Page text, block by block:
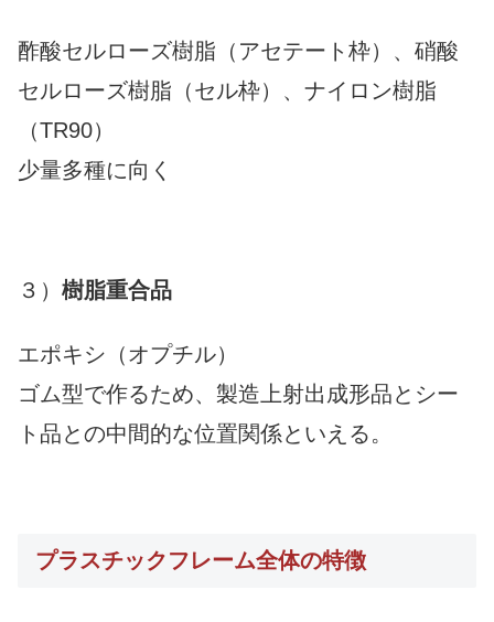
酢酸セルローズ樹脂（アセテート枠）、硝酸
セルローズ樹脂（セル枠）、ナイロン樹脂
（TR90）
少量多種に向く
３） 樹脂重合品
エポキシ（オプチル）
ゴム型で作るため、製造上射出成形品とシー
ト品との中間的な位置関係といえる。
プラスチックフレーム全体の特徴